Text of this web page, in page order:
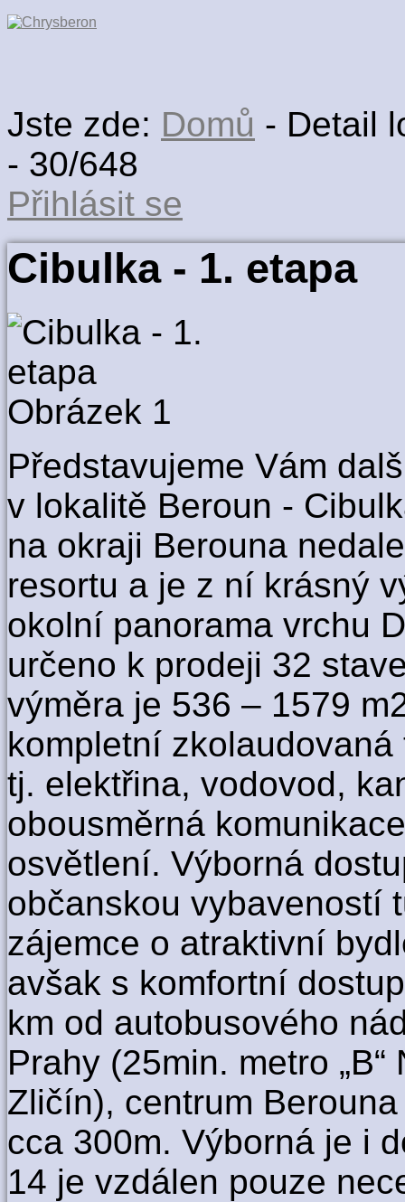
Jste zde: Domů - Detail
- 30/648
Přihlásit se
Cibulka - 1. etapa
Představujeme Vám
v lokalitě Beroun -
na okraji Berouna
resortu a je z ní krásný
okolní panorama vrchu
určeno k prodeji 32
výměra je 536 – 1579
kompletní
tj. elektřina, vodovod,
obousměrná
osvětlení. Výborná
občanskou vybaveností
zájemce o atraktivní
avšak s komfortní
km od autobusového
Prahy (25min. metro
Zličín), centrum
cca 300m. Výborná je i
14 je vzdálen pouze